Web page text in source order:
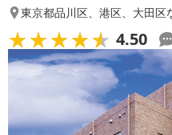
東京都品川区、 港区、 大田区
★★★★★
★★★★★ 4.50